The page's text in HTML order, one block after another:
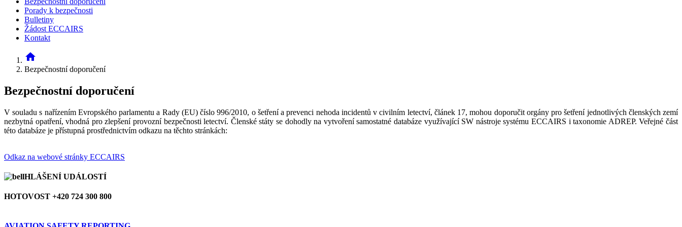
Porady k bezpečnosti
Bulletiny
Žádost ECCAIRS
Kontakt
home
Bezpečnostní doporučení
Bezpečnostní doporučení
V souladu s nařízením Evropského parlamentu a Rady (EU) číslo 996/2010, o šetření a prevenci nehoda incidentů v civilním letectví, článek 17, mohou doporučit orgány pro šetření jednotlivých členských zemí
nezbytná opatření, vhodná pro zlepšení provozní bezpečnosti letectví. Členské státy se dohodly na vytvoření samostatné databáze využívající SW nástroje systému ECCAIRS i taxonomie ADREP. Veřejné část
této databáze je přístupná prostřednictvím odkazu na těchto stránkách:
Odkaz na webové stránky ECCAIRS
HLÁŠENÍ UDÁLOSTÍ
HOTOVOST +420 724 300 800